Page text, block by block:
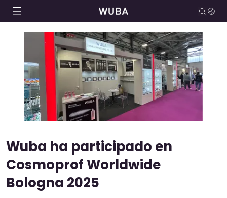
Wuba ha participado en
Cosmoprof Worldwide
Bologna 2025